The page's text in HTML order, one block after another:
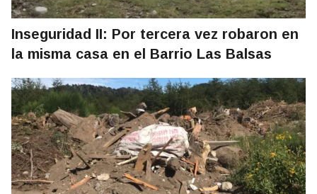
Inseguridad II: Por tercera vez robaron en
la misma casa en el Barrio Las Balsas